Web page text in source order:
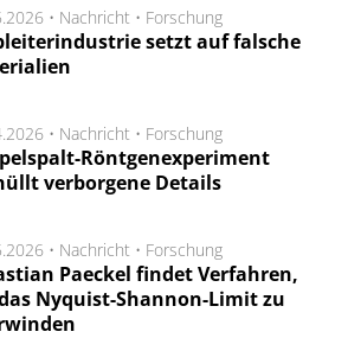
• Nachricht • Forschung
setzt auf falsche
• Nachricht • Forschung
Röntgenexperiment
verborgene Details
• Nachricht • Forschung
Paeckel findet Verfahren,
Nyquist-Shannon-Limit zu